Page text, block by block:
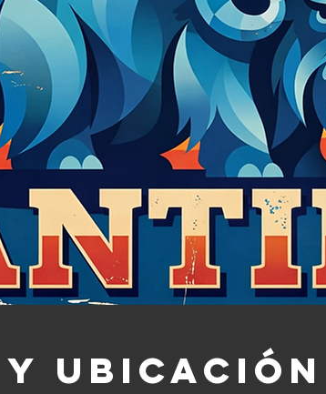
ubicación